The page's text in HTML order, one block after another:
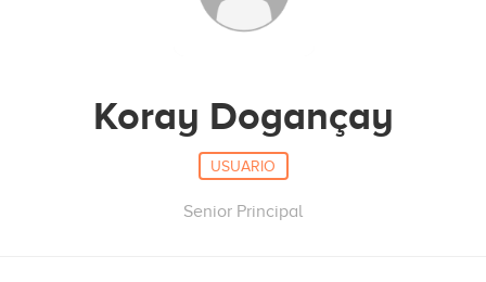
Koray Dogançay
USUARIO
Senior Principal